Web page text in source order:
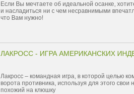
Если Вы мечтаете об идеальной осанке,
и насладиться ни с чем несравнимыми
что Вам нужно!
ЛАКРОСС - ИГРА АМЕРИКАНСКИХ
Лакросс – командная игра, в которой целью
ворота противника, используя для этого свои
похожий на клюшку